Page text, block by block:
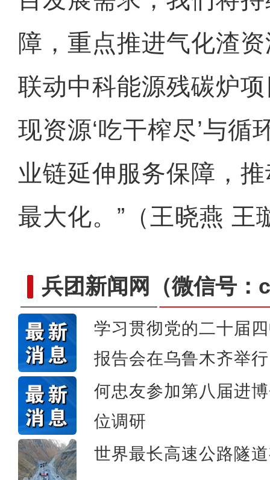
障，重点推进气化渣
联动中科能源残碳炉
现资源‘吃干榨尽’与循
业链延伸服务保障，
最大化。”（王晓燕 王
兵团新闻网 （微信号
学习贯彻党的二十届
报告会在乌鲁木齐举行
何忠友参加第八届进
位调研
世界最长高速公路隧
【与你为邻】吉尔吉斯斯坦